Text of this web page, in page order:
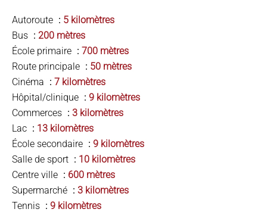
Autoroute
5 kilomètres
Bus
200 mètres
École primaire
700 mètres
Route principale
50 mètres
Cinéma
7 kilomètres
Hôpital/clinique
9 kilomètres
Commerces
3 kilomètres
Lac
13 kilomètres
École secondaire
9 kilomètres
Salle de sport
10 kilomètres
Centre ville
600 mètres
Supermarché
3 kilomètres
Tennis
9 kilomètres